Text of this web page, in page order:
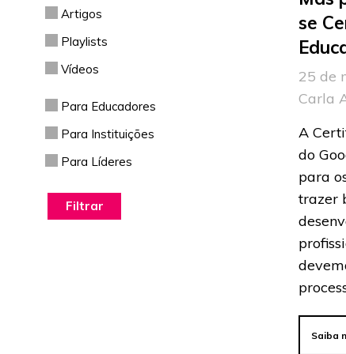
Artigos
Playlists
Vídeos
Para Educadores
Para Instituições
Para Líderes
se
25 de
Carla
A
do
para
trazer
Saiba